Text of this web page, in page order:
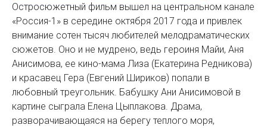
Остросюжетный фильм вышел на центральном канале
«Россия-1» в середине октября 2017 года и привлек
внимание сотен тысяч любителей мелодраматических
сюжетов. Оно и не мудрено, ведь героиня Майи, Аня
Анисимова, ее кино-мама Лиза (Екатерина Редникова)
и красавец Гера (Евгений Шириков) попали в
любовный треугольник. Бабушку Ани Анисимовой в
картине сыграла Елена Цыплакова. Драма,
разворачивающаяся на берегу теплого моря,